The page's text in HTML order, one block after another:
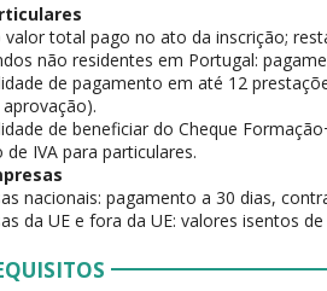
valor total pago no ato da inscrição;
não residentes em Portugal:
de pagamento em até 12
de beneficiar do Cheque
de IVA para particulares.
nacionais: pagamento a 30 dias,
da UE e fora da UE: valores isentos